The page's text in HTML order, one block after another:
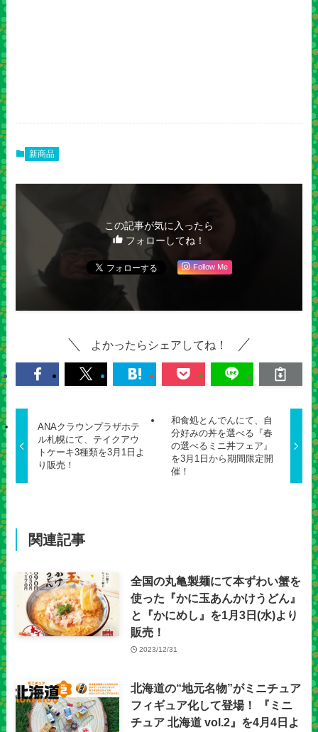
新商品
この記事が気に入ったら
フォローしてね！
Follow Me
よかったらシェアしてね！
ANAクラウンプラザホテ
ル札幌にて、テイクアウ
トケーキ3種類を3月1日よ
り販売！
和食処とんでんにて、自
分好みの丼を選べる『春
の選べるミニ丼フェア』
を3月1日から期間限定開
催！
関連記事
全国の丸亀製麺にて本ずわい蟹を
使った『かに玉あんかけうどん』
と『かにめし』を1月3日(水)より
販売！
2023/12/31
北海道の“地元名物”がミニチュア
フィギュア化して登場！ 『ミニ
チュア 北海道 vol.2』を4月4日よ